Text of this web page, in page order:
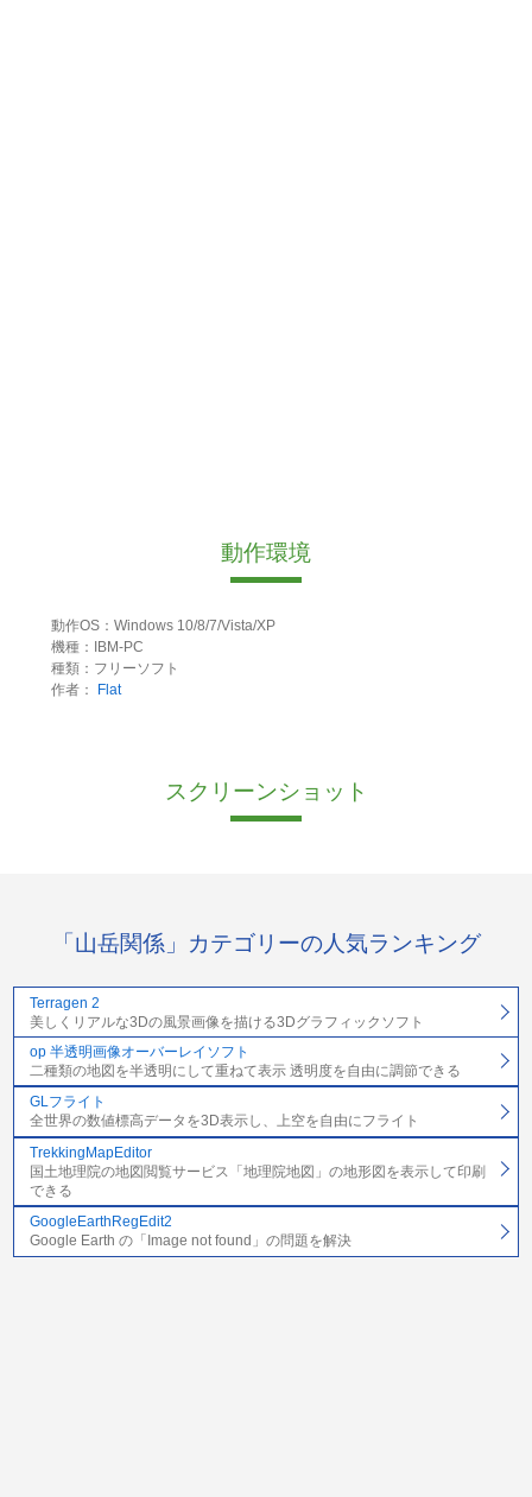
動作環境
動作OS：Windows 10/8/7/Vista/XP
機種：IBM-PC
種類：フリーソフト
作者：
Flat
スクリーンショット
「山岳関係」カテゴリーの人気ランキング
Terragen 2
美しくリアルな3Dの風景画像を描ける3Dグラフィックソフト
op 半透明画像オーバーレイソフト
二種類の地図を半透明にして重ねて表示 透明度を自由に調節できる
GLフライト
全世界の数値標高データを3D表示し、上空を自由にフライト
TrekkingMapEditor
国土地理院の地図閲覧サービス「地理院地図」の地形図を表示して印刷
できる
GoogleEarthRegEdit2
Google Earth の「Image not found」の問題を解決